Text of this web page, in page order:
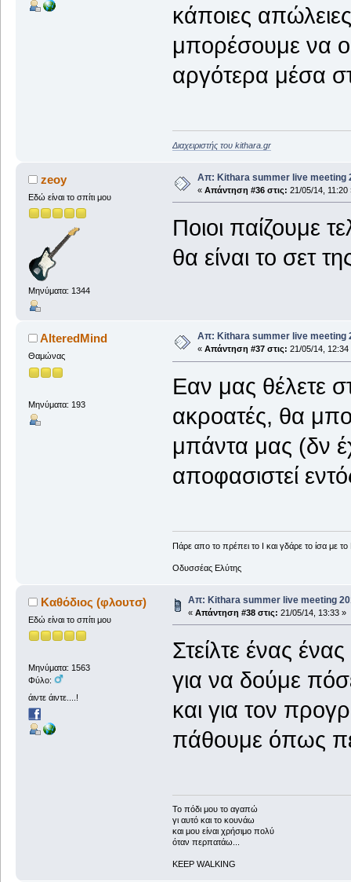
κάποιες
μπορέσουμε να
αργότερα μέσα
Διαχειριστής του kithara.gr
zeoy
Εδώ είναι το σπίτι μου
Μηνύματα: 1344
Απ: Kithara summer live meeting
« Απάντηση #36 στις: 21/05/14, 11:20
Ποιοι παίζουμε
θα είναι το σετ
AlteredMind
Θαμώνας
Μηνύματα: 193
Απ: Kithara summer live meeting
« Απάντηση #37 στις: 21/05/14, 12:34
Εαν μας θέλετε
ακροατές, θα
μπάντα μας (δν
αποφασιστεί
Πάρε απο το πρέπει το Ι και γδάρε το ίσα με
Οδυσσέας Ελύτης
Καθόδιος (φλουτσ)
Εδώ είναι το σπίτι μου
Μηνύματα: 1563
Φύλο:
άιντε άιντε....!
Απ: Kithara summer live meeting
« Απάντηση #38 στις: 21/05/14, 13:33 »
Στείλτε ένας
για να δούμε
και για τον
πάθουμε όπως
To πόδι μου το αγαπώ
γι αυτό και το κουνάω
και μου είναι χρήσιμο πολύ
όταν περπατάω...
KEEP WALKING